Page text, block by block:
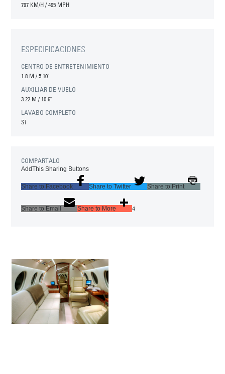
797 KM/H / 495 MPH
ESPECIFICACIONES
CENTRO DE ENTRETENIMIENTO
1.8 M/5'10"
AUXILIAR DE VUELO
3.22 M/10'6"
LAVABO COMPLETO
Sí
COMPARTALO
AddThis Sharing Buttons
Share to Facebook Share to Twitter Share to Print
Share to Email Share to More 4